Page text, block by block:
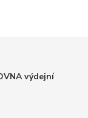
výdejní